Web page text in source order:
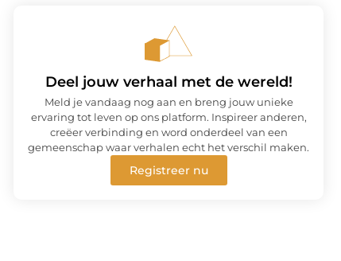
Deel jouw verhaal met de wereld!
Meld je vandaag nog aan en breng jouw unieke
ervaring tot leven op ons platform. Inspireer anderen,
creëer verbinding en word onderdeel van een
gemeenschap waar verhalen echt het verschil maken.
Registreer nu